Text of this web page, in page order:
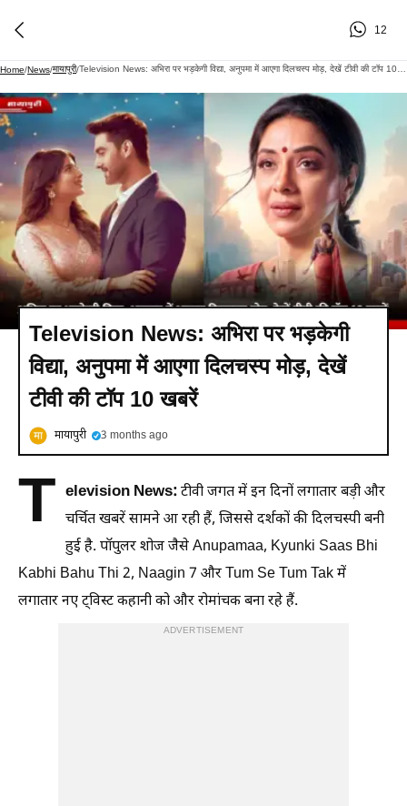
12
Home/News/मायापुरी/
Television News: अभिरा पर भड़केगी
विद्या, अनुपमा में आएगा दिलचस्प मोड़, देखें
टीवी की टॉप 10 खबरें
मायापुरी 3 months ago
T elevision News:टीवी जगत में इन दिनों लगातार बड़ी और
चर्चित खबरें सामने आ रही हैं, जिससे दर्शकों की दिलचस्पी बनी
हुई है. पॉपुलर शोज जैसे Anupamaa, Kyunki Saas Bhi
Kabhi Bahu Thi 2, Naagin 7 और Tum Se Tum Tak में
लगातार नए ट्विस्ट कहानी को और रोमांचक बना रहे हैं.
ADVERTISEMENT